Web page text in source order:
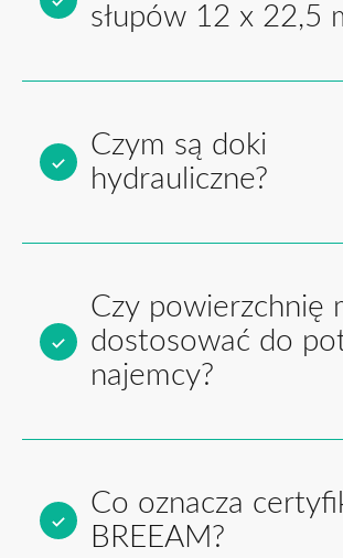
słupów 12 x 22,5
Czym są doki
hydrauliczne?
Czy powierzchnię
dostosować do
najemcy?
Co oznacza
BREEAM?